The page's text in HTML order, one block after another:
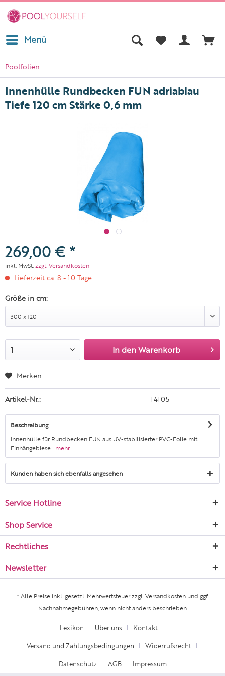
Menü
Poolfolien
Innenhülle Rundbecken FUN adriablau
Tiefe 120 cm Stärke 0,6 mm
269,00 € *
inkl. MwSt. zzgl. Versandkosten
Lieferzeit ca. 8 - 10 Tage
Größe in cm:
In den Warenkorb
Merken
Artikel-Nr.: 14105
Beschreibung
Innenhülle für Rundbecken FUN aus UV-stabilisierter PVC-Folie mit
Einhängebiese...
mehr
Kunden haben sich ebenfalls angesehen
Service Hotline
Shop Service
Rechtliches
Newsletter
* Alle Preise inkl. gesetzl. Mehrwertsteuer zzgl.Versandkostenund ggf.
Nachnahmegebühren, wenn nicht anders beschrieben
Lexikon Über uns Kontakt
Versand und Zahlungsbedingungen Widerrufsrecht
Datenschutz AGB Impressum